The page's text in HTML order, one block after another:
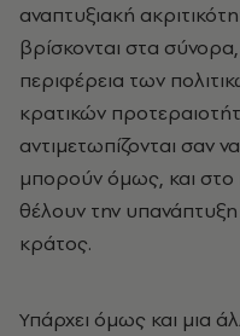
αναπτυξιακή
βρίσκονται στα
περιφέρεια των
κρατικών
αντιμετωπίζονται σαν
μπορούν όμως, και
θέλουν την
κράτος.
Υπάρχει όμως και μια